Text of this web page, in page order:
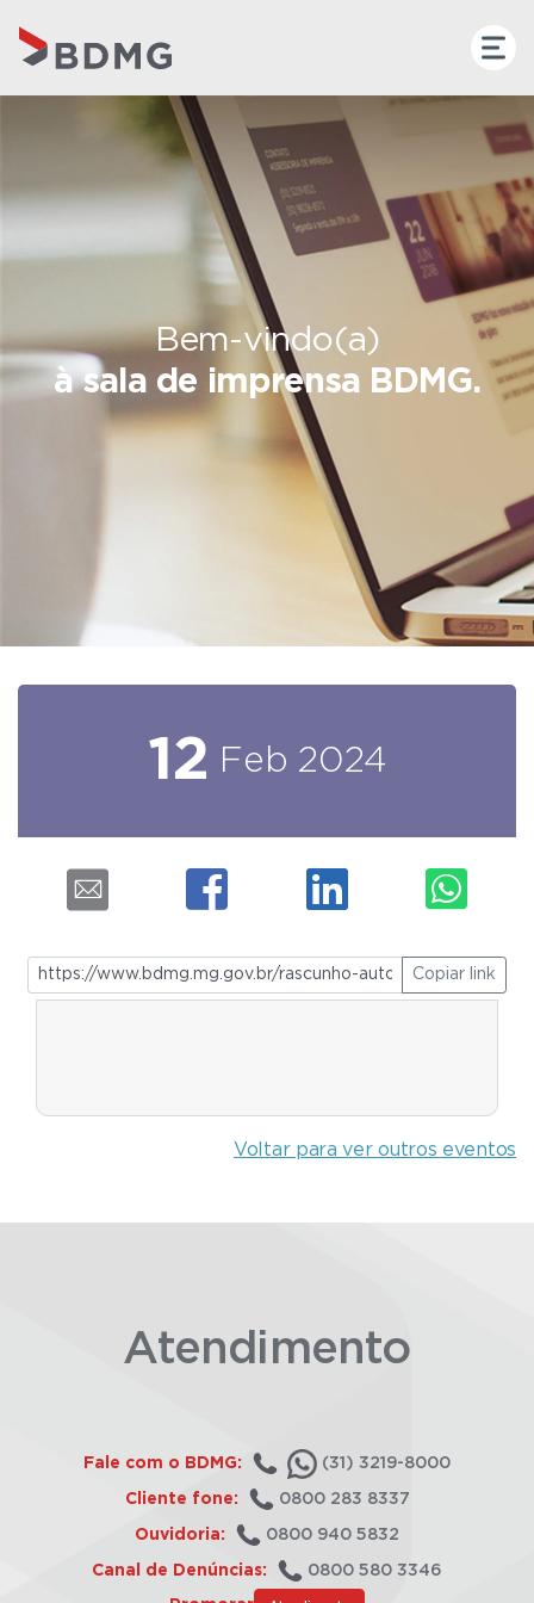
Bem-vindo(a)
à sala de imprensa BDMG.
12 Feb 2024
Copiar link
Voltar para ver outros eventos
Atendimento
Fale com o BDMG: (31) 3219-8000
Cliente fone: 0800 283 8337
Ouvidoria: 0800 940 5832
Canal de Denúncias: 0800 580 3346